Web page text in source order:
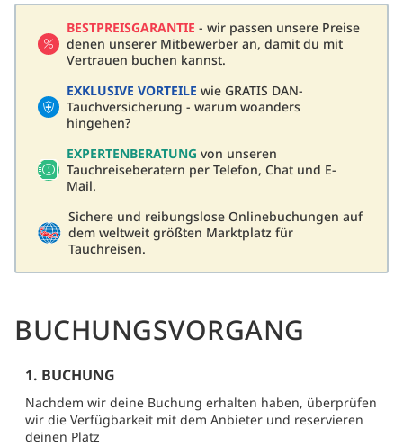
BESTPREISGARANTIE - wir passen unsere Preise
denen unserer Mitbewerber an, damit du mit
Vertrauen buchen kannst.
EXKLUSIVE VORTEILE wie GRATIS DAN-
Tauchversicherung - warum woanders
hingehen?
EXPERTENBERATUNG von unseren
Tauchreiseberatern per Telefon, Chat und E-
Mail.
Sichere und reibungslose Onlinebuchungen auf
dem weltweit größten Marktplatz für
Tauchreisen.
BUCHUNGSVORGANG
1. BUCHUNG
Nachdem wir deine Buchung erhalten haben, überprüfen
wir die Verfügbarkeit mit dem Anbieter und reservieren
deinen Platz